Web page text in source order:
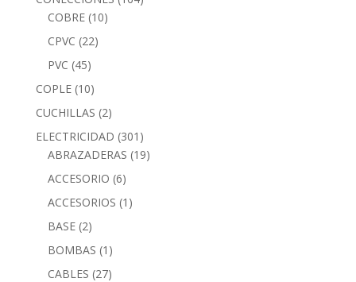
COBRE (10)
CPVC (22)
PVC (45)
COPLE (10)
CUCHILLAS (2)
ELECTRICIDAD (301)
ABRAZADERAS (19)
ACCESORIO (6)
ACCESORIOS (1)
BASE (2)
BOMBAS (1)
CABLES (27)